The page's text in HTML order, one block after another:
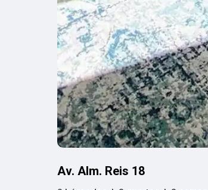
Av. Alm. Reis 18